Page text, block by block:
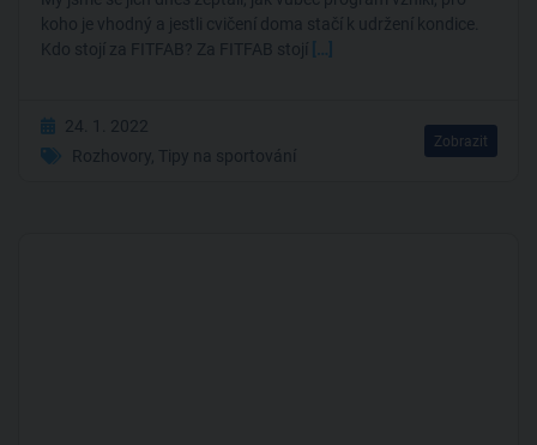
koho je vhodný a jestli cvičení doma stačí k udržení kondice.
Kdo stojí za FITFAB? Za FITFAB stojí […]
24. 1. 2022
Rozhovory, Tipy na sportování
Zobrazit